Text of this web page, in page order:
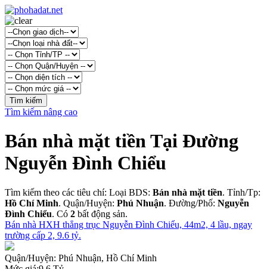
Tìm kiếm nâng cao
Bán nhà mặt tiền Tại Đường
Nguyễn Đình Chiểu
Tìm kiếm theo các tiêu chí: Loại BDS: Bán nhà mặt tiền. Tỉnh/Tp:
Hồ Chí Minh. Quận/Huyện: Phú Nhuận. Đường/Phố: Nguyễn
Đình Chiểu. Có 2 bất động sản.
Bán nhà HXH thẳng trục Nguyễn Đình Chiểu, 44m2, 4 lầu, ngay
trường cấp 2, 9.6 tỷ.
Quận/Huyện: Phú Nhuận, Hồ Chí Minh